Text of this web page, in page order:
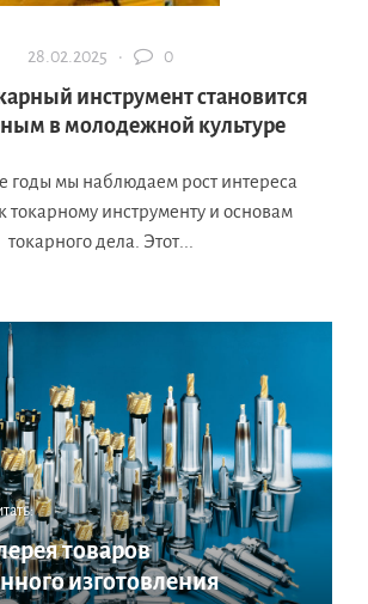
28.02.2025 · 0
инструмент становится
в молодежной культуре
годы мы наблюдаем рост интереса
токарному инструменту и основам
токарного дела. Этот...
товаров
изготовления